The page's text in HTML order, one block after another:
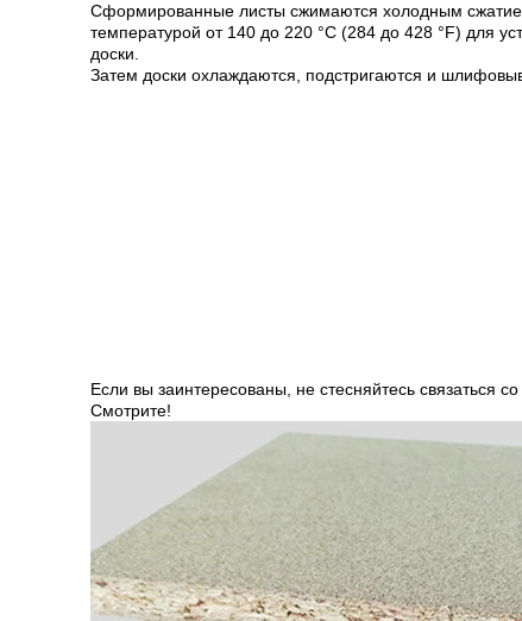
Сформированные листы сжимаются холодным
температурой от 140 до 220 °C (284 до 428 °F) для
доски.
Затем доски охлаждаются, подстригаются и
Если вы заинтересованы, не стесняйтесь связаться со
Смотрите!